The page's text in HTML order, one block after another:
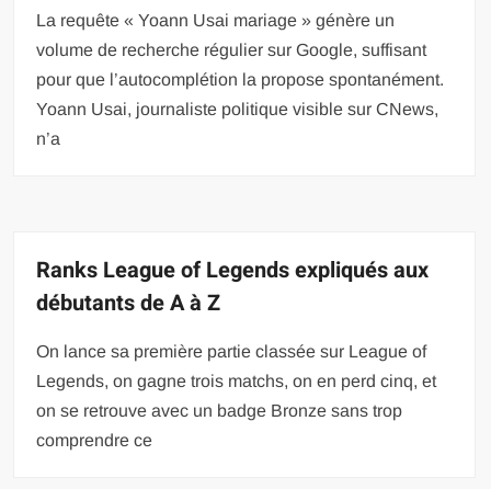
La requête « Yoann Usai mariage » génère un
volume de recherche régulier sur Google, suffisant
pour que l’autocomplétion la propose spontanément.
Yoann Usai, journaliste politique visible sur CNews,
n’a
Ranks League of Legends expliqués aux
débutants de A à Z
On lance sa première partie classée sur League of
Legends, on gagne trois matchs, on en perd cinq, et
on se retrouve avec un badge Bronze sans trop
comprendre ce